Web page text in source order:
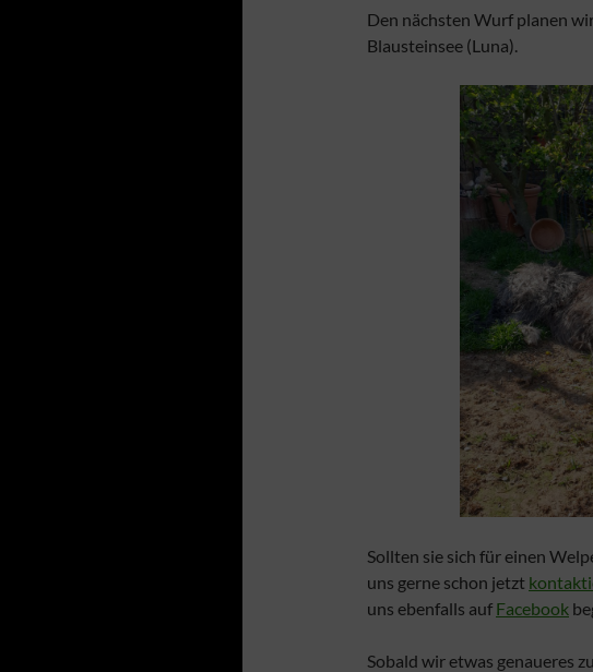
Den nächsten Wurf planen
Blausteinsee (Luna).
Sollten sie sich für einen
uns gerne schon jetzt
uns ebenfalls auf Facebook
Sobald wir etwas genaueres